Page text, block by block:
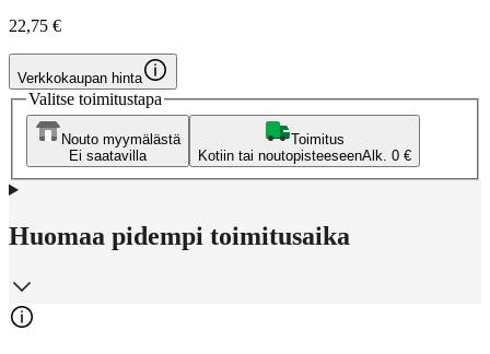
22,75 €
Verkkokaupan hinta
Valitse toimitustapa
Nouto myymälästä
Ei saatavilla
Toimitus
Kotiin tai noutopisteeseenAlk. 0 €
Huomaa pidempi toimitusaika